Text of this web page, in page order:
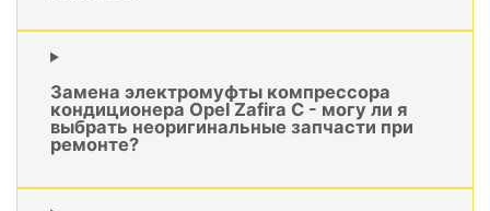
Замена электромуфты компрессора
кондиционера Opel Zafira C - могу ли я
выбрать неоригинальные запчасти при
ремонте?